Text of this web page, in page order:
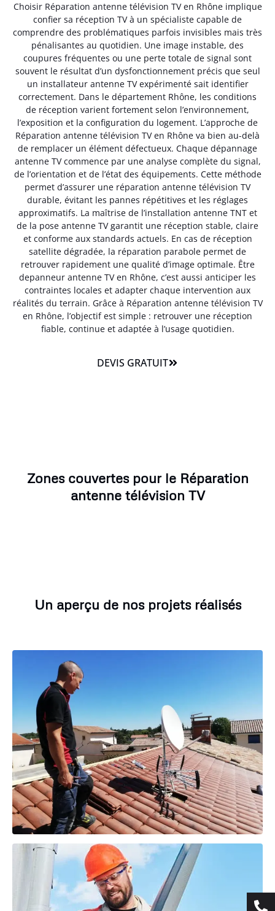
Choisir Réparation antenne télévision TV en Rhône implique
confier sa réception TV à un spécialiste capable de
comprendre des problématiques parfois invisibles mais très
pénalisantes au quotidien. Une image instable, des
coupures fréquentes ou une perte totale de signal sont
souvent le résultat d’un dysfonctionnement précis que seul
un installateur antenne TV expérimenté sait identifier
correctement. Dans le département Rhône, les conditions
de réception varient fortement selon l’environnement,
l’exposition et la configuration du logement. L’approche de
Réparation antenne télévision TV en Rhône va bien au-delà
de remplacer un élément défectueux. Chaque dépannage
antenne TV commence par une analyse complète du signal,
de l’orientation et de l’état des équipements. Cette méthode
permet d’assurer une réparation antenne télévision TV
durable, évitant les pannes répétitives et les réglages
approximatifs. La maîtrise de l’installation antenne TNT et
de la pose antenne TV garantit une réception stable, claire
et conforme aux standards actuels. En cas de réception
satellite dégradée, la réparation parabole permet de
retrouver rapidement une qualité d’image optimale. Être
depanneur antenne TV en Rhône, c’est aussi anticiper les
contraintes locales et adapter chaque intervention aux
réalités du terrain. Grâce à Réparation antenne télévision TV
en Rhône, l’objectif est simple : retrouver une réception
fiable, continue et adaptée à l’usage quotidien.
DEVIS GRATUIT
Zones couvertes pour le Réparation
antenne télévision TV
Un aperçu de nos projets réalisés